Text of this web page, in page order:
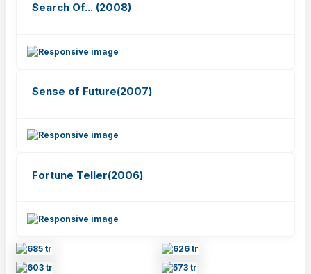
Search Of... (2008)
Sense of Future(2007)
Fortune Teller(2006)